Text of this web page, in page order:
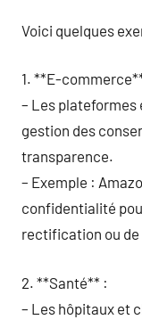
Voici quelques
1. **E-
– Les plateformes
gestion des
transparence.
– Exemple :
confidentialité
rectification ou de
2. **Santé** :
– Les hôpitaux et